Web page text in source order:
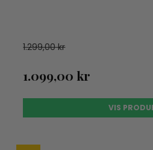
1.299,00 kr
1.099,00 kr
VIS